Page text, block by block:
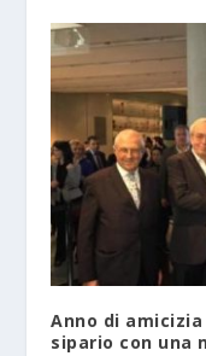
Anno di
sipario con una